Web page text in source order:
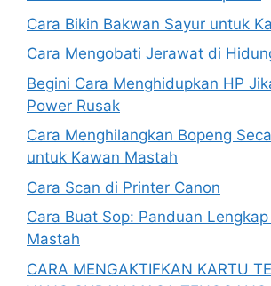
Cara Bikin Bakwan Sayur untuk
Cara Mengobati Jerawat di
Begini Cara Menghidupkan HP
Power Rusak
Cara Menghilangkan Bopeng
untuk Kawan Mastah
Cara Scan di Printer Canon
Cara Buat Sop: Panduan
Mastah
CARA MENGAKTIFKAN KARTU